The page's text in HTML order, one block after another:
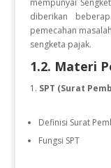
mempunyai
diberikan
pemecahan
sengketa pajak.
1.2. Materi
SPT (Surat
Definisi Surat
Fungsi SPT